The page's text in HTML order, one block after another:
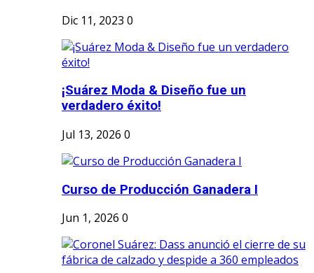
Dic 11, 2023 0
¡Suárez Moda & Diseño fue un
verdadero éxito!
Jul 13, 2026 0
Curso de Producción Ganadera I
Jun 1, 2026 0